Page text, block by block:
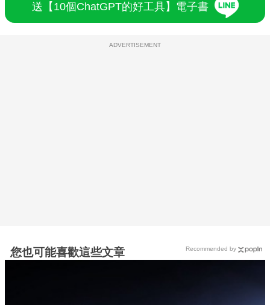
送【10個ChatGPT的好工具】電子書
ADVERTISEMENT
您也可能喜歡這些文章 Recommended by